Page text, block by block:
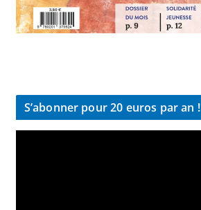
S’abonner pour 20 euros par an !